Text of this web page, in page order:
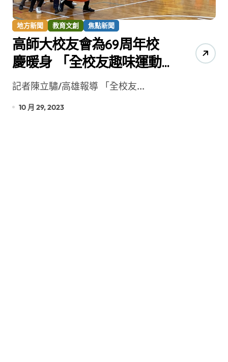
地方新聞 教育文創 焦點新聞
高師大校友會為69周年校
慶暖身 「全校友趣味運動
會」熱鬧登場
記者陳立驌/高雄報導 「全校友...
10 月 29, 2023